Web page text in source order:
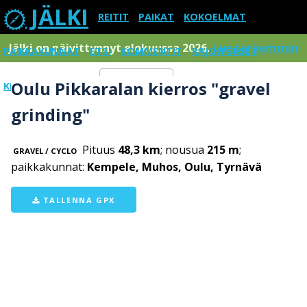
JÄLKI REITIT PAIKAT KOKOELMAT
PAIKKAKUNNAT ETSI KOMMENTIT RAJOITUKSET
KIRJAUDU SISÄÄN Menu
Jälki on päivittynnyt elokuussa 2026.Lue tarkemmin
Oulu Pikkaralan kierros "gravel
grinding"
GRAVEL / CYCLO Pituus 48,3 km; nousua 215 m;
paikkakunnat: Kempele, Muhos, Oulu, Tyrnävä
TALLENNA GPX